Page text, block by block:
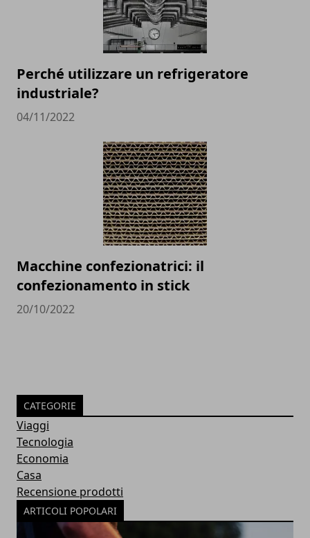
Perché utilizzare un refrigeratore
industriale?
04/11/2022
Macchine confezionatrici: il
confezionamento in stick
20/10/2022
CATEGORIE
Viaggi
Tecnologia
Economia
Casa
Recensione prodotti
ARTICOLI POPOLARI